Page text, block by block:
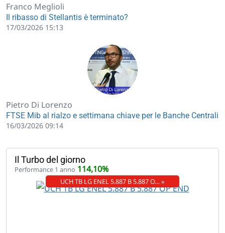
Franco Meglioli
Il ribasso di Stellantis è terminato?
17/03/2026 15:13
Pietro Di Lorenzo
FTSE Mib al rialzo e settimana chiave per le Banche Centrali
16/03/2026 09:14
Il Turbo del giorno
Performance 1 anno 114,10%
UCH TB LG ENEL 5.887 B 5.887 O… »